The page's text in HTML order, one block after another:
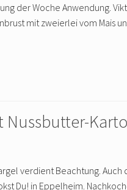
der Woche Anwendung.
mit zweierlei vom Mais
verdient Beachtung. Auch
Du! in Eppelheim.